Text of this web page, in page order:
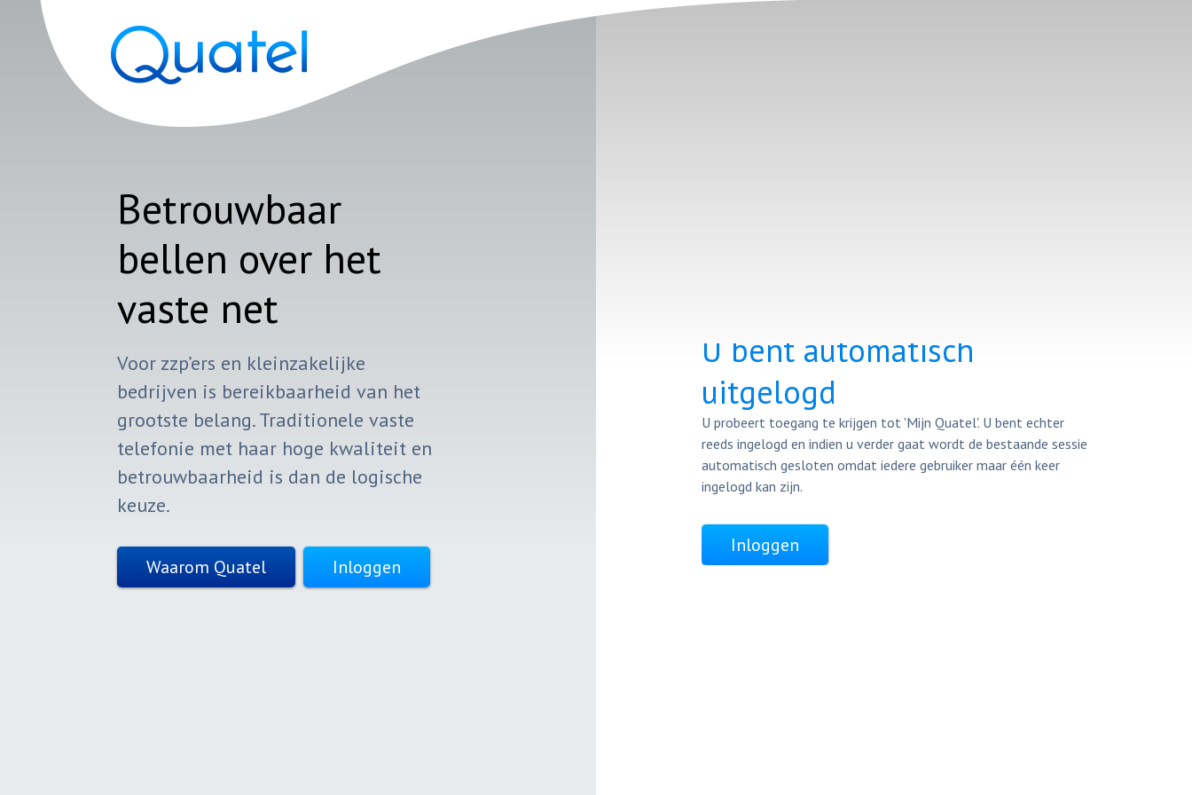
Betrouwbaar
bellen over het
vaste net
Voor zzp’ers en kleinzakelijke
bedrijven is bereikbaarheid van het
grootste belang. Traditionele vaste
telefonie met haar hoge kwaliteit en
betrouwbaarheid is dan de logische
keuze.
Waarom Quatel Inloggen
U bent automatisch
uitgelogd
U probeert toegang te krijgen tot 'Mijn Quatel'. U bent echter
reeds ingelogd en indien u verder gaat wordt de bestaande sessie
automatisch gesloten omdat iedere gebruiker maar één keer
ingelogd kan zijn.
Inloggen